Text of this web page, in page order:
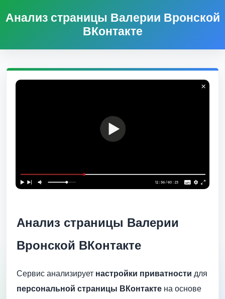
Анализ страницы Валерии Вронской
ВКонтакте
Анализ страницы Валерии
Вронской ВКонтакте
Сервис анализирует настройки приватности для
персональной страницы ВКонтакте на основе